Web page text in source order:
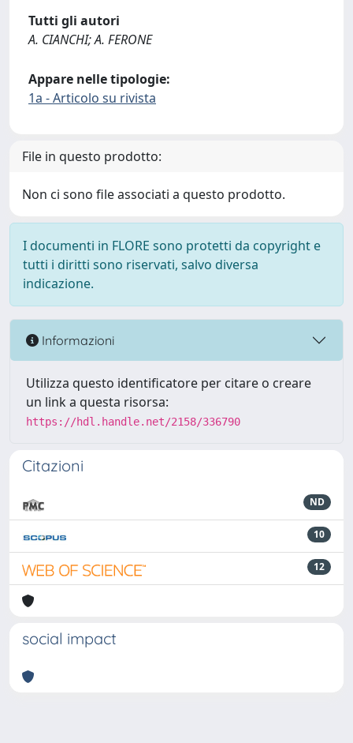
Tutti gli autori
A. CIANCHI; A. FERONE
Appare nelle tipologie:
1a - Articolo su rivista
File in questo prodotto:
Non ci sono file associati a questo prodotto.
I documenti in FLORE sono protetti da copyright e
tutti i diritti sono riservati, salvo diversa
indicazione.
Informazioni
Utilizza questo identificatore per citare o creare
un link a questa risorsa:
https://hdl.handle.net/2158/336790
Citazioni
ND
10
12
social impact